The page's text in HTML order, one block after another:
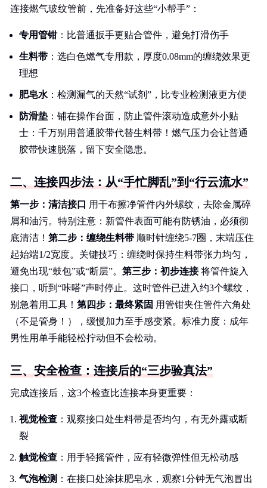
连接燃气玻纹管前，先准备好这些“小帮手”：
专用管钳：比普通扳手更贴合管件，避免打滑伤手
生料带 ：选白色燃气专用款，厚度0.08mm的缠绕效果更
理想
肥皂水 ：检测漏气的天然“试剂”，比专业检测液更方便
防滑垫 ：铺在操作台面，防止管件滚动造成意外小贴
士：千万别用普通胶带代替生料带！燃气压力会让普通
胶带快速脱落，留下安全隐患。
二、连接四步法：从“手忙脚乱”到“行云流水”
第一步：清洁接口 用干布擦净管件内外螺纹，去除金属碎
屑和油污。特别注意：新管件表面可能有防锈油，必须彻
底清洁！ 第二步：缠绕生料带 顺时针缠绕5-7圈，末端压住
起始端1/2宽度。关键技巧：缠绕时保持生料带张力均匀，
避免出现“鼓包”或“断层”。 第三步：初步连接将管件旋入
接口，听到“咔嗒”声时停止。这时管件已进入约3个螺纹，
别急着用工具！ 第四步：最终紧固 用管钳夹住管件六角处
（不是管身！），缓慢加力至手感变紧。标准力度：成年
男性用单手能轻松拧动但不会松动。
三、安全检查：连接后的“三步验真法”
完成连接后，这3个检查比连接本身更重要：
视觉检查 ：观察接口处生料带是否均匀，有无外露或断
裂
触觉检查 ：用手轻摇管件，应有轻微弹性但无松动感
气泡检测 ：在接口处涂抹肥皂水，观察1分钟无气泡冒出